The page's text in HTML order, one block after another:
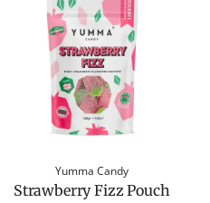
Yumma Candy
Strawberry Fizz Pouch